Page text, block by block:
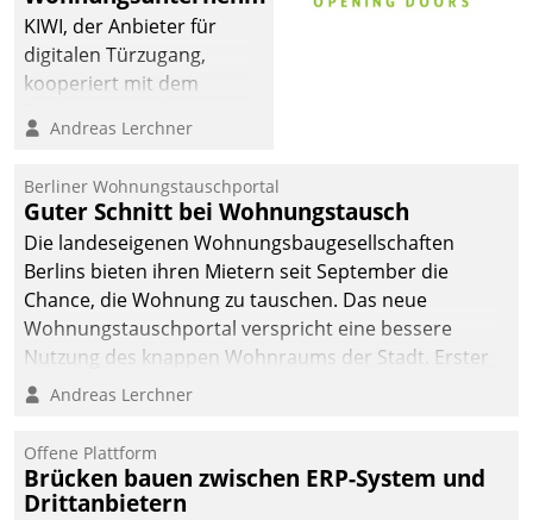
KIWI, der Anbieter für
digitalen Türzugang,
kooperiert mit dem
Softwareentwicklungshaus
Andreas Lerchner
Berliner Wohnungstauschportal
Guter Schnitt bei Wohnungstausch
Die landeseigenen Wohnungsbaugesellschaften
Berlins bieten ihren Mietern seit September die
Chance, die Wohnung zu tauschen. Das neue
Wohnungstauschportal verspricht eine bessere
Nutzung des knappen Wohnraums der Stadt. Erster
Anwendungsfall für Datatrains Lösung API-Hub mit
Unternehmen.
Andreas Lerchner
Offene Plattform
Brücken bauen zwischen ERP-System und
Drittanbietern